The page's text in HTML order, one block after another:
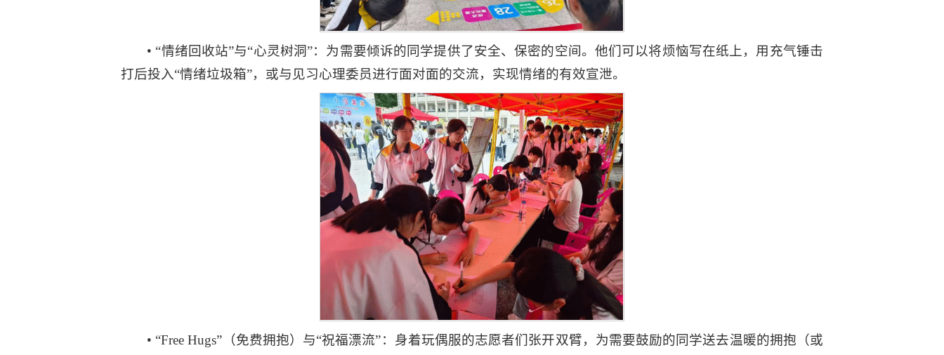
• “情绪回收站”与“心灵树洞”：为需要倾诉的同学提供了安全、保密的空间。他们可以将烦恼写在纸上，用充气锤击
打后投入“情绪垃圾箱”，或与见习心理委员进行面对面的交流，实现情绪的有效宣泄。
• “Free Hugs”（免费拥抱）与“祝福漂流”：身着玩偶服的志愿者们张开双臂，为需要鼓励的同学送去温暖的拥抱（或